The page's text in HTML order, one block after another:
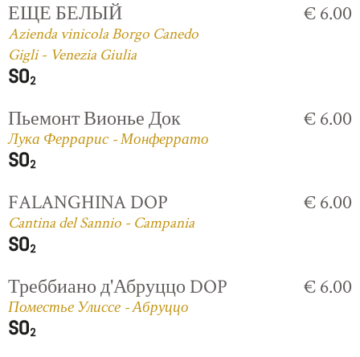
ЕЩЕ БЕЛЫЙ
Azienda vinicola Borgo Canedo
Gigli - Venezia Giulia
€ 6.00
Пьемонт Вионье Док
Лука Феррарис - Монферрато
€ 6.00
FALANGHINA DOP
Cantina del Sannio - Campania
€ 6.00
Треббиано д'Абруццо DOP
Поместье Улиссе - Абруццо
€ 6.00